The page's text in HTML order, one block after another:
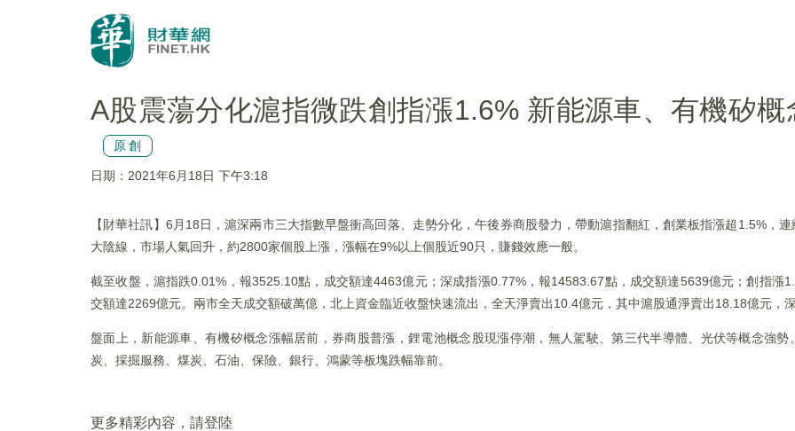
A股震蕩分化滬指微跌創指漲1.6% 新能源車、有機矽概
原創
日期：2021年6月18日 下午3:18
【財華社訊】6月18日，滬深兩市三大指數早盤衝高回落、走勢分化，午後券商股發力，帶動滬指翻紅，創業板指漲超1.5%，
大陰線，市場人氣回升，約2800家個股上漲，漲幅在9%以上個股近90只，賺錢效應一般。
截至收盤，滬指跌0.01%，報3525.10點，成交額達4463億元；深成指漲0.77%，報14583.67點，成交額達5639億元；創指漲
交額達2269億元。兩市全天成交額破萬億，北上資金臨近收盤快速流出，全天淨賣出10.4億元，其中滬股通淨賣出18.18億元，
盤面上，新能源車、有機矽概念漲幅居前，券商股普漲，鋰電池概念股現漲停潮，無人駕駛、第三代半導體、光伏等概念強勢
炭、採掘服務、煤炭、石油、保險、銀行、鴻蒙等板塊跌幅靠前。
更多精彩內容，請登陸